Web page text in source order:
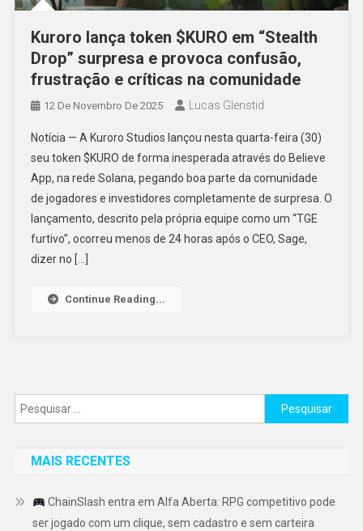
Kuroro lança token $KURO em “Stealth
Drop” surpresa e provoca confusão,
frustração e críticas na comunidade
12 De Novembro De 2025 Lucas Glenstid
Notícia — A Kuroro Studios lançou nesta quarta-feira (30)
seu token $KURO de forma inesperada através do Believe
App, na rede Solana, pegando boa parte da comunidade
de jogadores e investidores completamente de surpresa. O
lançamento, descrito pela própria equipe como um “TGE
furtivo”, ocorreu menos de 24 horas após o CEO, Sage,
dizer no […]
Continue Reading...
Pesquisar
por:
MAIS RECENTES
ChainSlash entra em Alfa Aberta: RPG competitivo pode
ser jogado com um clique, sem cadastro e sem carteira